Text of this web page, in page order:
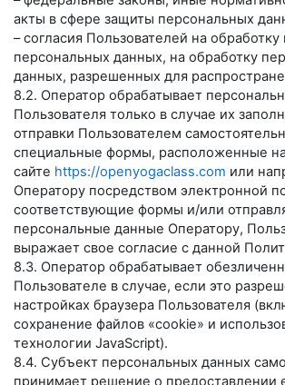
акты в сфере защиты персональных
– согласия Пользователей на обработку
персональных данных, на обработку
данных, разрешенных для
8.2. Оператор обрабатывает
Пользователя только в случае их
отправки Пользователем
специальные формы, расположенные
сайте https://openyogaclass.com или
Оператору посредством электронной
соответствующие формы и/или
персональные данные Оператору,
выражает свое согласие с данной
8.3. Оператор обрабатывает
Пользователе в случае, если это
настройках браузера Пользователя
сохранение файлов «cookie» и
технологии JavaScript).
8.4. Субъект персональных данных
принимает решение о предоставлении